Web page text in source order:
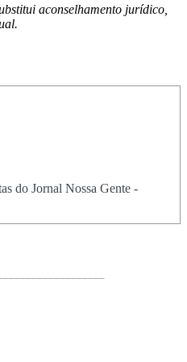
aconselhamento jurídico,
do Jornal Nossa Gente -